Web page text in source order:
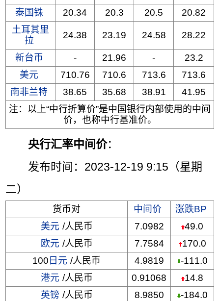
泰国铢
20.34 20.3 20.5
20.82
土耳其里
拉
24.38 23.19 24.58 28.22
新台币 - 21.96 -
23.2
美元
710.76 710.6 713.6
713.6
南非兰特
38.65 35.68 38.91
41.95
注：以上“中行折算价”是中国银行内部使用的中间
价，也称中行基准价。
央行汇率中间价：
发布时间：2023-12-19 9:15（星期
二）
货币对 中间价
涨跌BP
美元 /人民币 7.0982
49.0
欧元 /人民币 7.7584
170.0
100 日元 /人民币 4.9819
-111.0
港元 /人民币 0.91068
14.8
英镑 /人民币 8.9850
-184.0